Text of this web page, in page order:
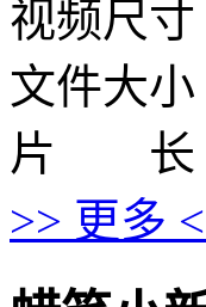
视频尺
文件大
片 长
>> 更多